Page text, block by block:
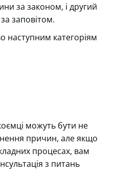
за законом, і другий
заповітом.
наступним категоріям
можуть бути не
причин, але якщо
процесах, вам
з питань